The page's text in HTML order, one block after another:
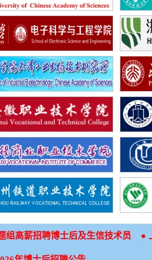
组高薪招聘博士后及生信技术员 ●